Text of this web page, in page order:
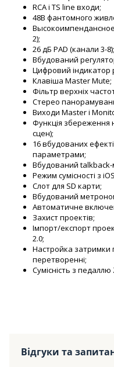
RCA і TS line входи;
48В фантомного
Высокоимпендансное
2);
26 дБ PAD (канали 3-8);
Вбудований
Цифровий індикатор
Клавіша Master Mute;
Фільтр верхніх
Стерео
Виходи Master і
Функція збереження
сцен);
16 вбудованих
параметрами;
Вбудований talkback-
Режим сумісності з
Слот для SD карти;
Вбудований
Автоматичне
Захист проектів;
Імпорт/експорт
2.0;
Настройка
перетворенні;
Сумісність з педаллю
Відгуки та